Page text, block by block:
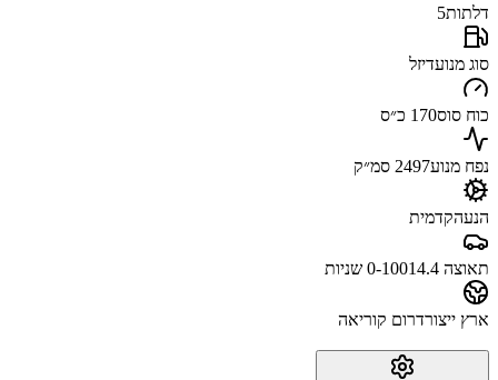
דלתות5
סוג מנועדיזל
כוח סוס170 כ״ס
נפח מנוע2497 סמ״ק
הנעהקדמית
תאוצה 0-100 14.4 שניות
ארץ ייצורדרום קוריאה